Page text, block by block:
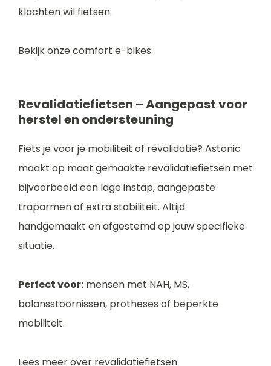
klachten wil fietsen.
Bekijk onze comfort e-bikes
Revalidatiefietsen – Aangepast voor
herstel en ondersteuning
Fiets je voor je mobiliteit of revalidatie? Astonic
maakt op maat gemaakte revalidatiefietsen met
bijvoorbeeld een lage instap, aangepaste
traparmen of extra stabiliteit. Altijd
handgemaakt en afgestemd op jouw specifieke
situatie.
Perfect voor: mensen met NAH, MS,
balansstoornissen, protheses of beperkte
mobiliteit.
Lees meer over revalidatiefietsen